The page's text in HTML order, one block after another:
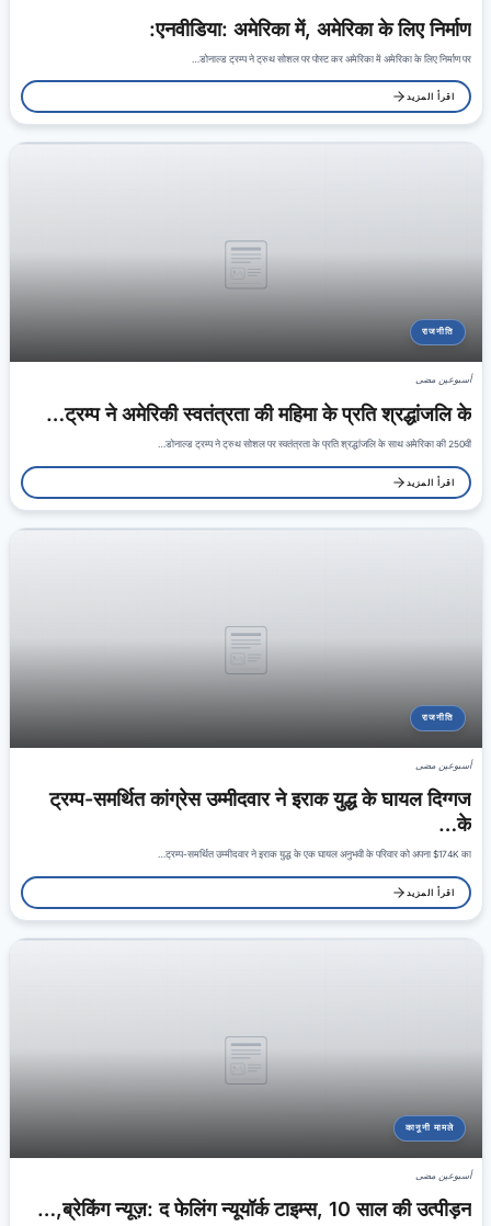
एनवीडिया: अमेरिका में, अमेरिका के लिए निर्माण:
डोनाल्ड ट्रम्प ने ट्रुथ सोशल पर पोस्ट कर अमेरिका में अमेरिका के लिए निर्माण पर…
اقرأ المزيد
राजनीति
أسبوعين مضى
ट्रम्प ने अमेरिकी स्वतंत्रता की महिमा के प्रति श्रद्धांजलि के…
डोनाल्ड ट्रम्प ने ट्रुथ सोशल पर स्वतंत्रता के प्रति श्रद्धांजलि के साथ अमेरिका की 250वीं…
اقرأ المزيد
राजनीति
أسبوعين مضى
ट्रम्प-समर्थित कांग्रेस उम्मीदवार ने इराक युद्ध के घायल दिग्गज
के…
ट्रम्प-समर्थित उम्मीदवार ने इराक युद्ध के एक घायल अनुभवी के परिवार को अपना $174K का…
اقرأ المزيد
कानूनी मामले
أسبوعين مضى
ब्रेकिंग न्यूज़: द फेलिंग न्यूयॉर्क टाइम्स, 10 साल की उत्पीड़न,…